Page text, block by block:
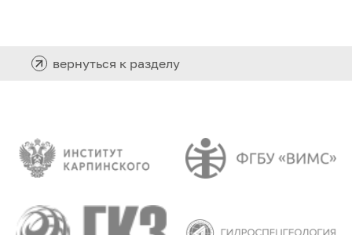
вернуться к разделу